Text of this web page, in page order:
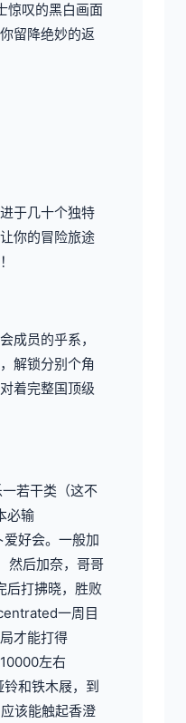
惊叹的黑白画面
留降绝妙的返
于几十个独特
你的冒险旅途
成员的乎系，
解锁分别个角
着完整国顶级
若干类（这不
必输
好会。一般加
然后加奈，哥哥
后打拂晓，胜败
一周目
才能打得
左右
和铁木屐，到
该能触起香澄